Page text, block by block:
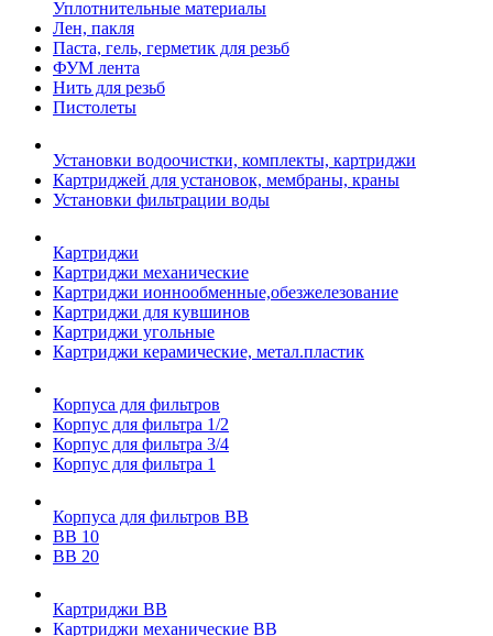
Уплотнительные материалы
Лен, пакля
Паста, гель, герметик для резьб
ФУМ лента
Нить для резьб
Пистолеты
Установки водоочистки, комплекты, картриджи
Картриджей для установок, мембраны, краны
Установки фильтрации воды
Картриджи
Картриджи механические
Картриджи ионнообменные,обезжелезование
Картриджи для кувшинов
Картриджи угольные
Картриджи керамические, метал.пластик
Корпуса для фильтров
Корпус для фильтра 1/2
Корпус для фильтра 3/4
Корпус для фильтра 1
Корпуса для фильтров ВВ
ВВ 10
ВВ 20
Картриджи ВВ
Картриджи механические ВВ